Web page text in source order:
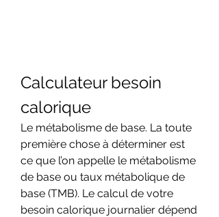
Calculateur besoin
calorique
Le métabolisme de base. La toute
première chose à déterminer est
ce que l’on appelle le métabolisme
de base ou taux métabolique de
base (TMB). Le calcul de votre
besoin calorique journalier dépend